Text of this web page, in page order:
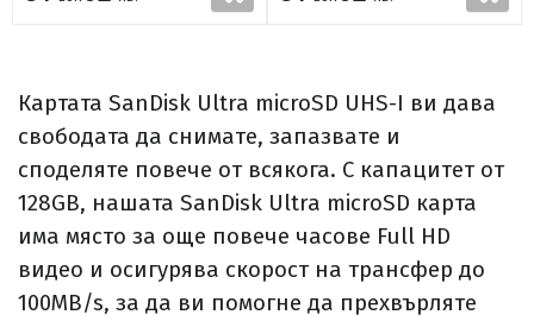
Картата SanDisk Ultra microSD UHS-I ви дава
свободата да снимате, запазвате и
споделяте повече от всякога. С капацитет от
128GB, нашата SanDisk Ultra microSD карта
има място за още повече часове Full HD
видео и осигурява скорост на трансфер до
100MB/s, за да ви помогне да прехвърляте